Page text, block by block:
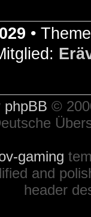
•
phpBB ©
gaming
and
header